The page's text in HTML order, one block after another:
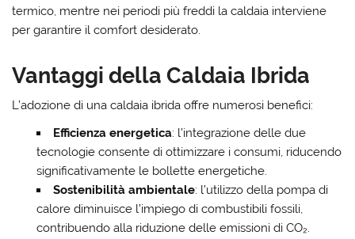
termico, mentre nei periodi più freddi la caldaia interviene
per garantire il comfort desiderato.
Vantaggi della Caldaia Ibrida
L’adozione di una caldaia ibrida offre numerosi benefici:
Efficienza energetica: l’integrazione delle due
tecnologie consente di ottimizzare i consumi, riducendo
significativamente le bollette energetiche.
Sostenibilità ambientale: l’utilizzo della pompa di
calore diminuisce l’impiego di combustibili fossili,
contribuendo alla riduzione delle emissioni di CO₂.